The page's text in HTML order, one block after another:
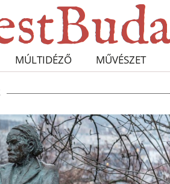
MÚLTIDÉZŐ MŰVÉSZET